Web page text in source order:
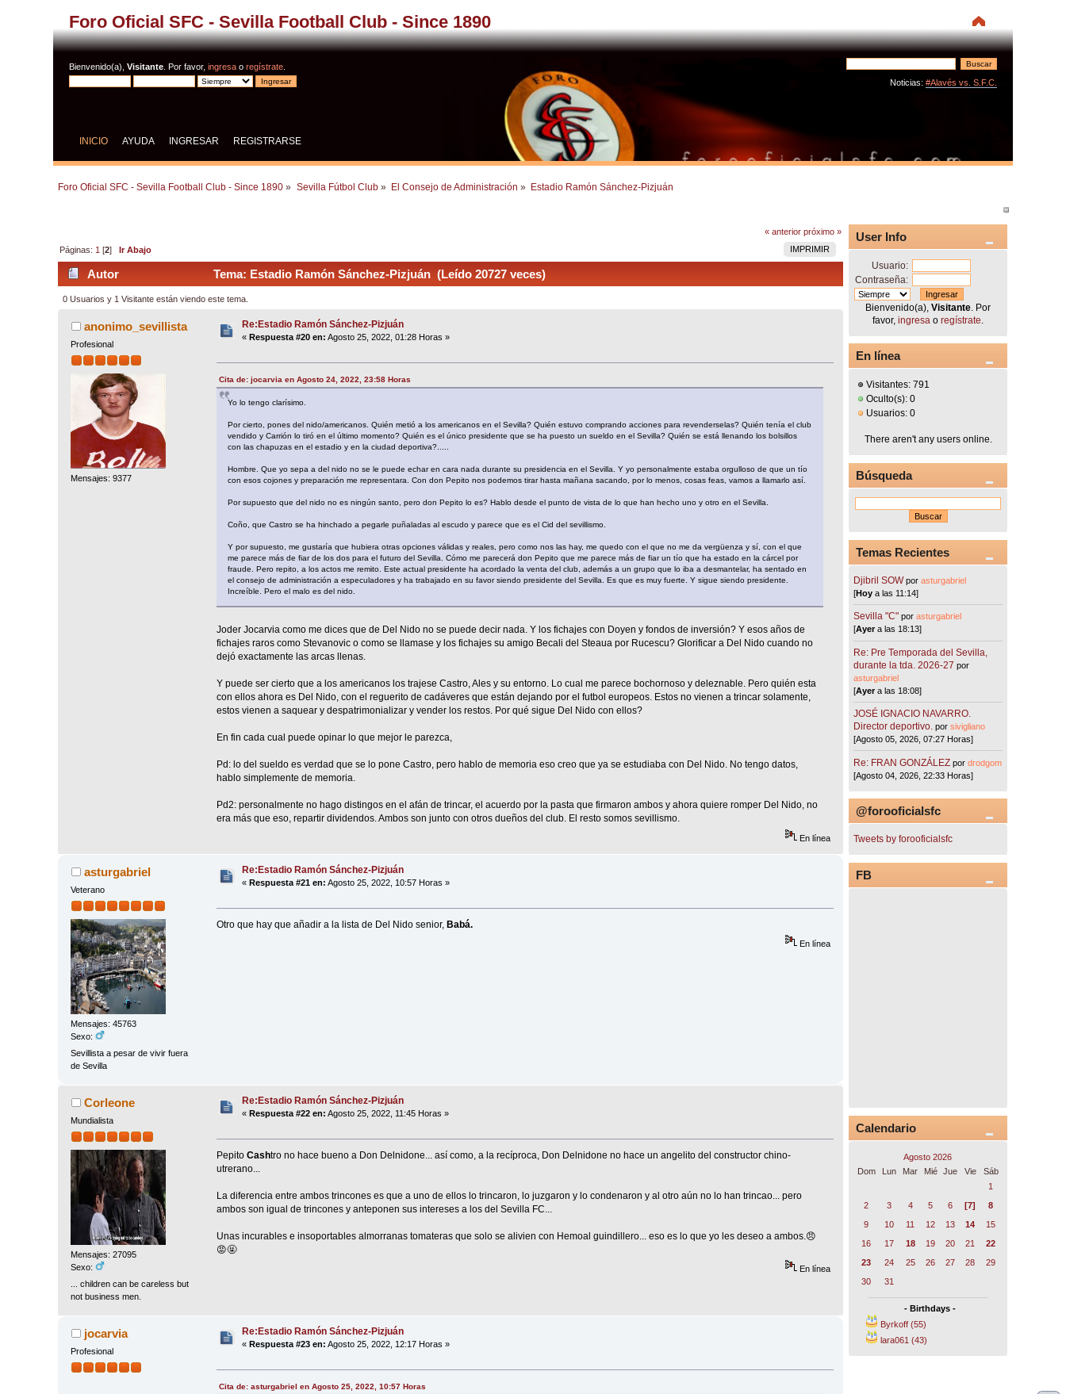
Foro Oficial SFC - Sevilla Football Club - Since 1890
Bienvenido(a),Visitante . Por favor,ingresa oregístrate
Noticias: #Alavés vs. S.F.C.
INICIO AYUDA INGRESAR REGISTRARSE
Foro Oficial SFC - Sevilla Football Club - Since 1890 » Sevilla Fútbol Club» El Consejo de Administración » Estadio Ramón Sánchez-Pizjuán
« anterior próximo »
IMPRIMIR
Páginas: 1 [2]Ir Abajo
Autor Tema: Estadio Ramón Sánchez-Pizjuán (Leído 20727 veces)
0 Usuarios y 1 Visitante están viendo este tema.
anonimo_sevillista
Profesional
Mensajes: 9377
Re:Estadio Ramón Sánchez-Pizjuán
«Respuesta #20 en: Agosto 25, 2022, 01:28 Horas »
Cita de: jocarvia en Agosto 24, 2022, 23:58 Horas
Yo lo tengo clarísimo.
Por cierto, pones del nido/americanos. Quién metió a los americanos en el Sevilla? Quién estuvo comprando acciones para revenderselas? Quién tenía el club
vendido y Carrión lo tiró en el último momento? Quién es el único presidente que se ha puesto un sueldo en el Sevilla? Quién se está llenando los bolsillos
con las chapuzas en el estadio y en la ciudad deportiva?.....
Hombre. Que yo sepa a del nido no se le puede echar en cara nada durante su presidencia en el Sevilla. Y yo personalmente estaba orgulloso de que un tío
con esos cojones y preparación me representara. Con don Pepito nos podemos tirar hasta mañana sacando, por lo menos, cosas feas, vamos a llamarlo así.
Por supuesto que del nido no es ningún santo, pero don Pepito lo es? Hablo desde el punto de vista de lo que han hecho uno y otro en el Sevilla.
Coño, que Castro se ha hinchado a pegarle puñaladas al escudo y parece que es el Cid del sevillismo.
Y por supuesto, me gustaría que hubiera otras opciones válidas y reales, pero como nos las hay, me quedo con el que no me da vergüenza y sí, con el que
me parece más de fiar de los dos para el futuro del Sevilla. Cómo me parecerá don Pepito que me parece más de fiar un tío que ha estado en la cárcel por
fraude. Pero repito, a los actos me remito. Este actual presidente ha acordado la venta del club, además a un grupo que lo iba a desmantelar, ha sentado en
el consejo de administración a especuladores y ha trabajado en su favor siendo presidente del Sevilla. Es que es muy fuerte. Y sigue siendo presidente.
Increíble. Pero el malo es del nido.
Joder Jocarvia como me dices que de Del Nido no se puede decir nada. Y los fichajes con Doyen y fondos de inversión? Y esos años de
fichajes raros como Stevanovic o como se llamase y los fichajes su amigo Becali del Steaua por Rucescu? Glorificar a Del Nido cuando no
dejó exactamente las arcas llenas.
Y puede ser cierto que a los americanos los trajese Castro, Ales y su entorno. Lo cual me parece bochornoso y deleznable. Pero quién esta
con ellos ahora es Del Nido, con el reguerito de cadáveres que están dejando por el futbol europeos. Estos no vienen a trincar solamente,
estos vienen a saquear y despatrimonializar y vender los restos. Por qué sigue Del Nido con ellos?
En fin cada cual puede opinar lo que mejor le parezca,
Pd: lo del sueldo es verdad que se lo pone Castro, pero hablo de memoria eso creo que ya se estudiaba con Del Nido. No tengo datos,
hablo simplemente de memoria.
Pd2: personalmente no hago distingos en el afán de trincar, el acuerdo por la pasta que firmaron ambos y ahora quiere romper Del Nido, no
era más que eso, repartir dividendos. Ambos son junto con otros dueños del club. El resto somos sevillismo.
En línea
asturgabriel
Veterano
Mensajes: 45763
Sexo:
Sevillista a pesar de vivir fuera
de Sevilla
Re:Estadio Ramón Sánchez-Pizjuán
«Respuesta #21 en: Agosto 25, 2022, 10:57 Horas »
Otro que hay que añadir a la lista de Del Nido senior, Babá.
En línea
Corleone
Mundialista
Mensajes: 27095
Sexo:
... children can be careless but
not business men.
Re:Estadio Ramón Sánchez-Pizjuán
«Respuesta #22 en: Agosto 25, 2022, 11:45 Horas »
Pepito Cashtro no hace bueno a Don Delnidone... así como, a la recíproca, Don Delnidone no hace un angelito del constructor chino-
utrerano...
La diferencia entre ambos trincones es que a uno de ellos lo trincaron, lo juzgaron y lo condenaron y al otro aún no lo han trincao... pero
ambos son igual de trincones y anteponen sus intereses a los del Sevilla FC...
Unas incurables e insoportables almorranas tomateras que solo se alivien con Hemoal guindillero... eso es lo que yo les deseo a ambos.😠
😡🤬
En línea
jocarvia
Profesional
Re:Estadio Ramón Sánchez-Pizjuán
«Respuesta #23 en: Agosto 25, 2022, 12:17 Horas »
Cita de: asturgabriel en Agosto 25, 2022, 10:57 Horas
User Info
Usuario:
Contraseña:
Bienvenido(a),Visitante . Por
favor,ingresa oregístrate
En línea
Visitantes: 791
Oculto(s): 0
Usuarios: 0
There aren't any users online.
Búsqueda
Temas Recientes
Djibril SOW porasturgabriel
[Hoy a las 11:14]
Sevilla "C"porasturgabriel
[Ayera las 18:13]
Re: Pre Temporada del Sevilla,
durante la tda. 2026-27 por
asturgabriel
[Ayera las 18:08]
JOSÉ IGNACIO NAVARRO.
Director deportivo. porsivigliano
[Agosto 05, 2026, 07:27 Horas]
Re: FRAN GONZÁLEZ pordrodgom
[Agosto 04, 2026, 22:33 Horas]
@forooficialsfc
Tweets by forooficialsfc
FB
Calendario
Agosto 2026
Dom
Lun Mar Mié Jue Vie
Sáb
1
2
3 4 5 6 [7]
8
9
10 11 12 13 14
15
16
17 18 19 20 21
22
23
24 25 26 27 28
29
30
31
- Birthdays -
Byrkoff (55)
lara061 (43)